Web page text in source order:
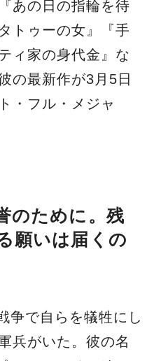
あの日の指輪を待
トゥーの女』『手
ィ家の身代金』な
の最新作が3月5日
・フル・メジャ
のために。残
願いは届くの
争で自らを犠牲にし
兵がいた。彼の名